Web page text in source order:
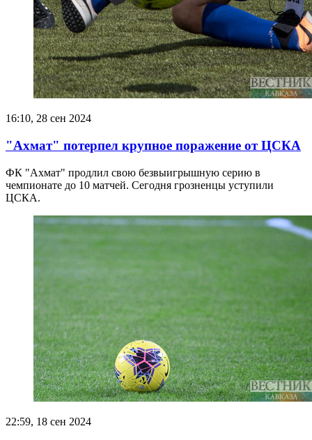
16:10, 28 сен 2024
"Ахмат" потерпел крупное поражение от ЦСКА
ФК "Ахмат" продлил свою безвыигрышную серию в
чемпионате до 10 матчей. Сегодня грозненцы уступили
ЦСКА.
22:59, 18 сен 2024